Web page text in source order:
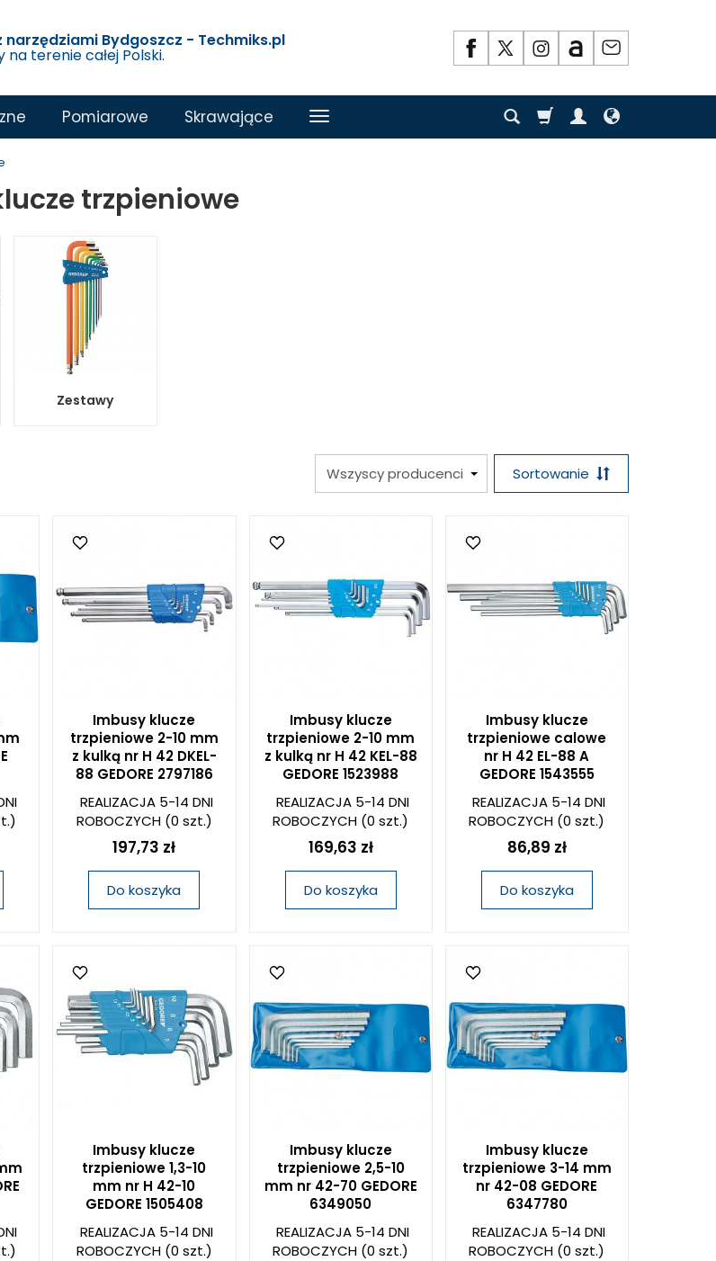
Bydgoszcz - Techmiks.pl
terenie całej Polski.
Pomiarowe Skrawające
trzpieniowe
Zestawy
Sortowanie
Imbusy klucze
trzpieniowe 2-10 mm
z kulką nr H 42 DKEL-
88 GEDORE 2797186
REALIZACJA 5-14 DNI
ROBOCZYCH(0 szt.)
197,73 zł
Do koszyka
Imbusy klucze
trzpieniowe 2-10 mm
z kulką nr H 42 KEL-88
GEDORE 1523988
REALIZACJA 5-14 DNI
ROBOCZYCH (0 szt.)
169,63 zł
Do koszyka
Imbusy klucze
trzpieniowe calowe
nr H 42 EL-88 A
GEDORE 1543555
REALIZACJA 5-14 DNI
ROBOCZYCH (0 szt.)
86,89 zł
Do koszyka
Imbusy klucze
trzpieniowe 1,3-10
mm nr H 42-10
GEDORE 1505408
REALIZACJA 5-14 DNI
ROBOCZYCH(0 szt.)
Imbusy klucze
trzpieniowe 2,5-10
mm nr 42-70 GEDORE
6349050
REALIZACJA 5-14 DNI
ROBOCZYCH (0 szt.)
Imbusy klucze
trzpieniowe 3-14 mm
nr 42-08 GEDORE
6347780
REALIZACJA 5-14 DNI
ROBOCZYCH (0 szt.)